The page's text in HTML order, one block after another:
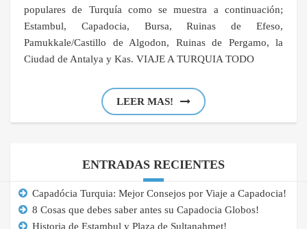
populares de Turquía como se muestra a continuación;
Estambul, Capadocia, Bursa, Ruinas de Efeso,
Pamukkale/Castillo de Algodon, Ruinas de Pergamo, la
Ciudad de Antalya y Kas. VIAJE A TURQUIA TODO
LEER MAS!
ENTRADAS RECIENTES
Capadócia Turquia: Mejor Consejos por Viaje a Capadocia!
8 Cosas que debes saber antes su Capadocia Globos!
Historia de Estambul y Plaza de Sultanahmet!